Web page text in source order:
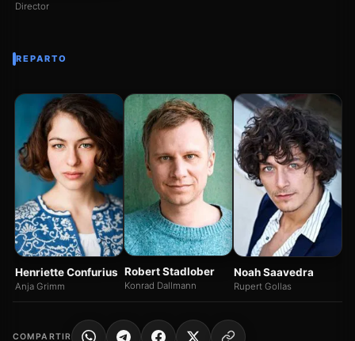
Director
REPARTO
Henriette Confurius
Anja Grimm
Robert Stadlober
Konrad Dallmann
Noah Saavedra
Rupert Gollas
COMPARTIR